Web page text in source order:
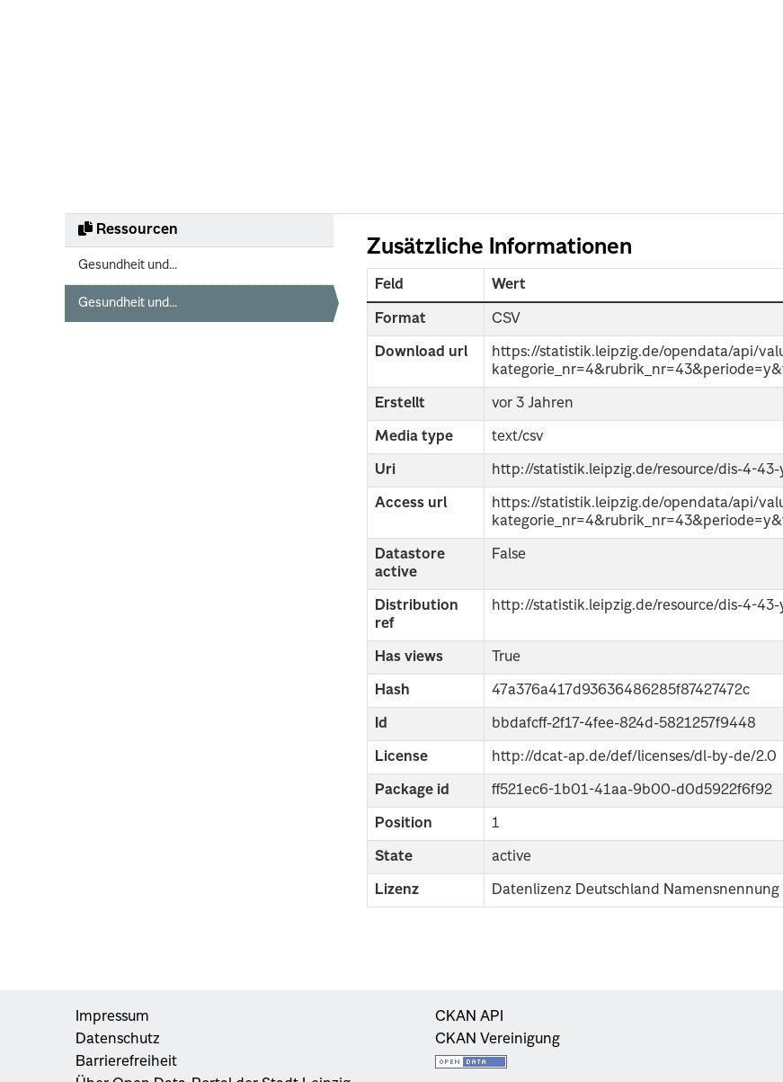
Ressourcen
Gesundheit und...
Gesundheit und...
Zusätzliche Informationen
Feld Wert
Format CSV
Download url
https://statistik.leipzig.de/opendata/api/
Erstellt vor 3 Jahren
Media type text/csv
Uri http://statistik.leipzig.de/resource/dis-4-43-
Access url
https://statistik.leipzig.de/opendata/api/
Datastore
active
False
Distribution
ref
http://statistik.leipzig.de/resource/dis-4-43-
Has views True
Hash 47a376a417d93636486285f87427472c
Id bbdafcff-2f17-4fee-824d-5821257f9448
License http://dcat-ap.de/def/licenses/dl-by-de/2.0
Package id ff521ec6-1b01-41aa-9b00-d0d5922f6f92
Position 1
State active
Lizenz Datenlizenz Deutschland Namensnennung
Impressum
Datenschutz
Barrierefreiheit
CKAN API
CKAN Vereinigung